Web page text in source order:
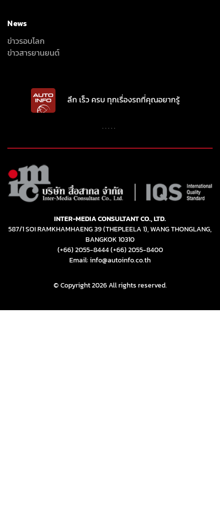
News
ข่าวรอบโลก
ข่าวสารยานยนต์
ลึก เร็ว ครบ ทุกเรื่องรถที่คุณอยากรู้
INTER-MEDIA CONSULTANT CO., LTD.
587/1 SOI RAMKHAMHAENG 39 (THEPLEELA 1), WANG THONGLANG,
BANGKOK 10310
(+66) 2055-8444(+66) 2055-8400
Email: info@autoinfo.co.th
© Copyright 2026 All rights reserved.